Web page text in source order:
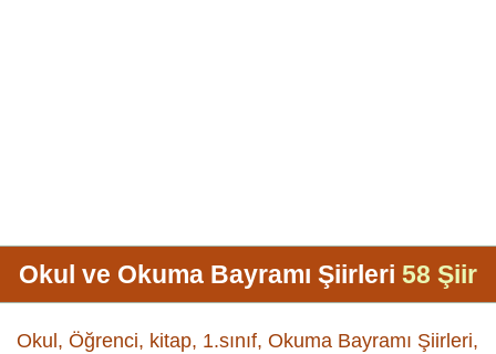
Okul ve Okuma Bayramı Şiirleri 58 Şiir
Okul, Öğrenci, kitap, 1.sınıf, Okuma Bayramı Şiirleri,